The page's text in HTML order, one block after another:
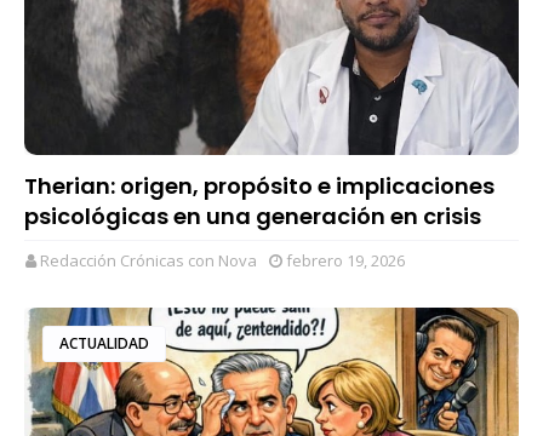
Therian: origen, propósito e implicaciones
psicológicas en una generación en crisis
Redacción Crónicas con Nova febrero 19, 2026
ACTUALIDAD